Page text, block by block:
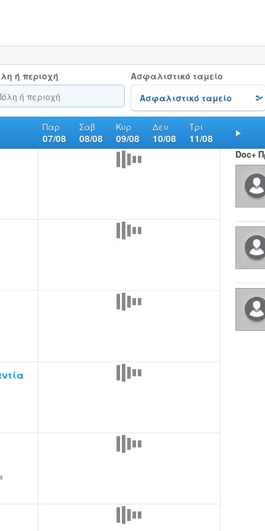
ή περιοχή Ασφαλιστικό ταμείο
Παρ
07/08
Σαβ
08/08
Κυρ
09/08
Δευ
10/08
Τρι
11/08
Doc+